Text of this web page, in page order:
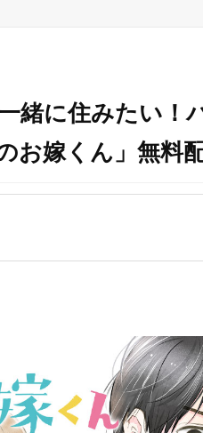
緒に住みたい！
お嫁くん」無料